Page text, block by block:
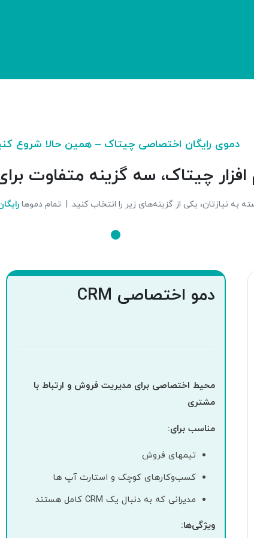
دموی رایگان اختصاصی چیتاک – همین حالا شروع
افزار چیتاک، سه گزینه متفاوت
به نیازتان، یکی از گزینه‌های زیر را انتخاب کنید. | تمام دموها
دمو اختصاصی CRM
محیط اختصاصی برای مدیریت فروش و ارتباط با
مشتری
مناسب برای:
تیمهای فروش
کسب‌وکارهای کوچک و استارت آپ ها
مدیرانی که به دنبال یک CRM کامل هستند
ویژگی‌ها: